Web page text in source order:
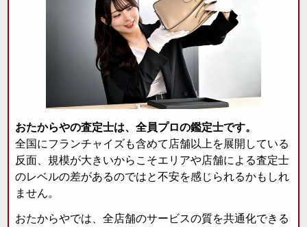
おたからやの査定士は、全員プロの鑑定士です。
全国にフランチャイズも含めて店舗以上を展開している
反面、規模が大きいからこそエリアや店舗による査定士
のレベルの差があるのではと不安を感じられるかもしれ
ません。
おたからやでは、全店舗のサービスの質を共通化できる